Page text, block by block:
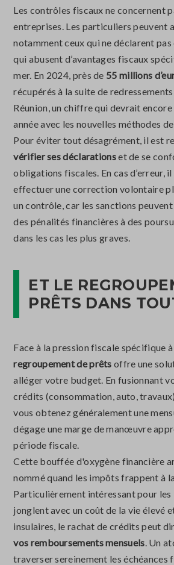
Les contrôles fiscaux ne concernent
entreprises. Les particuliers peuvent
notamment ceux qui ne déclarent
qui abusent d’avantages fiscaux
mer. En 2024, près de 55 millions
récupérés à la suite de
Réunion, un chiffre qui devrait
année avec les nouvelles méthodes
Pour éviter tout désagrément, il est
vérifier ses déclarationset de se
obligations fiscales. En cas d’erreur,
effectuer une correction volontaire
un contrôle, car les sanctions
des pénalités financières à des
dans les cas les plus graves.
ET LE
PRÊTS DANS
Face à la pression fiscale spécifique à
regroupement de prêts offre une
alléger votre budget. En fusionnant
crédits (consommation, auto,
vous obtenez généralement une
dégage une marge de manœuvre
période fiscale.
Cette bouffée d'oxygène financière
nommé quand les impôts frappent à
Particulièrement intéressant pour les
jonglent avec un coût de la vie élevé
insulaires, le rachat de crédits peut
vos remboursements mensuels. Un
traverser sereinement les échéances